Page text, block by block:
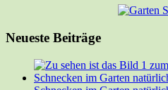
Neueste Beiträge